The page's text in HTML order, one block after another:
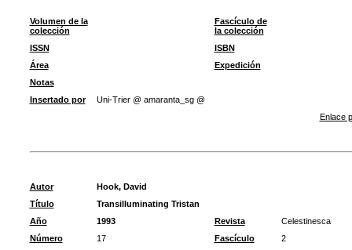
Volumen de la
colección
Fascículo de
la colección
ISSN
ISBN
Área
Expedición
Notas
Insertado por
Uni-Trier @ amaranta_sg @
Enlace
Autor
Hook, David
Título
Transilluminating Tristan
Año
1993 Revista
Celestinesca
Número
17 Fascículo 2